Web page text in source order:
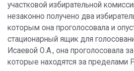
участковой избирательной
незаконно получено два
которым она проголосовала и
стационарный ящик для
Исаевой О.А., она проголосовала
которые находятся за пределами